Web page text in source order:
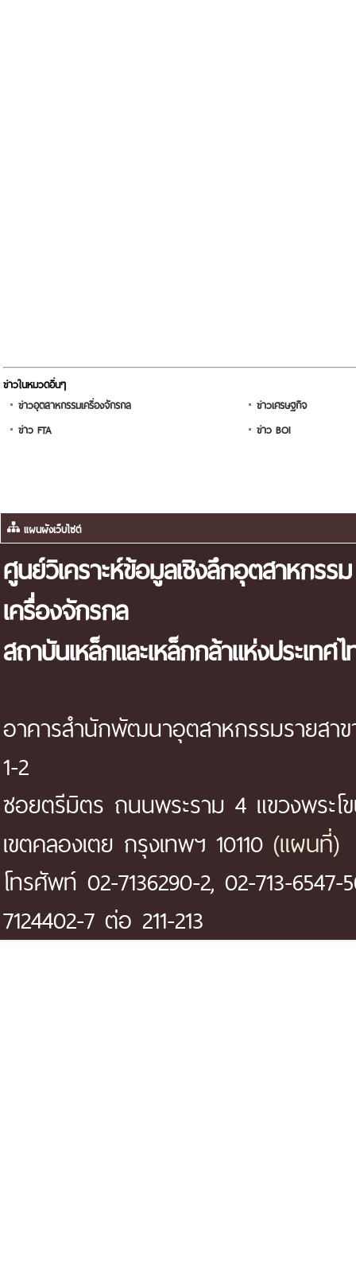
ข่าวในหมวดอื่นๆ
ข่าวอุตสาหกรรมเครื่องจักรกล
ข่าวเศรษฐกิจ
ข่าว FTA
ข่าว BOI
แผนผังเว็บไซต์
ศูนย์วิเคราะห์ข้อมูลเชิงลึกอุตสาหกรรม
เครื่องจักรกล
สถาบันเหล็กและเหล็กกล้าแห่งประเทศ
อาคารสำนักพัฒนาอุตสาหกรรมรายสา
1-2
ซอยตรีมิตร ถนนพระราม 4 แขวงพระโ
เขตคลองเตย กรุงเทพฯ 10110 (แผนที่)
โทรศัพท์ 02-7136290-2, 02-713-6547-
7124402-7 ต่อ 211-213